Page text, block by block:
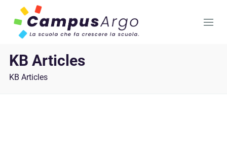
KB Articles
KB Articles